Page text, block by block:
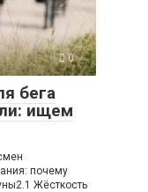
0
бега
ищем
почему
Жёсткость